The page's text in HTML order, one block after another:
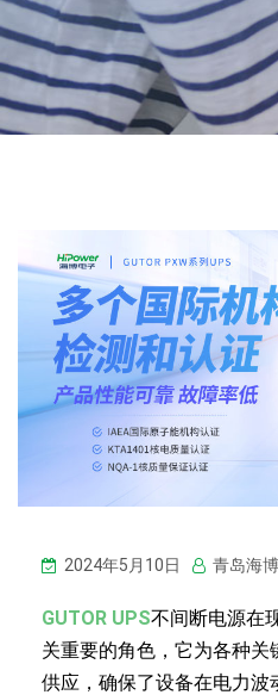
2024年5月10日 青岛海
GUTOR UPS不间断电源在
关重要的角色，它为各种关
供应，确保了设备在电力波